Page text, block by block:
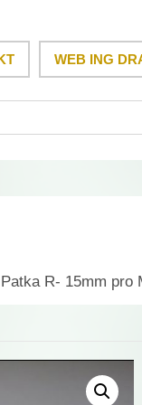
WEB ING
R- 15mm pro